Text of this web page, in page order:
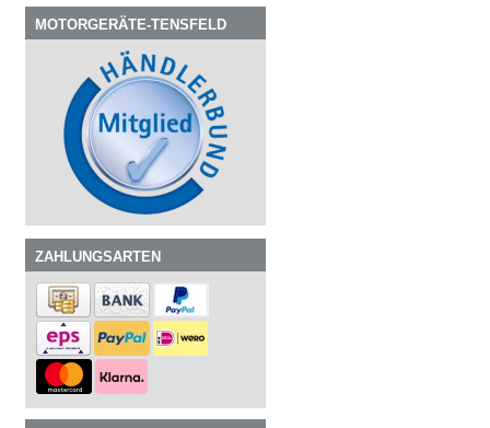
MOTORGERÄTE-TENSFELD
ZAHLUNGSARTEN